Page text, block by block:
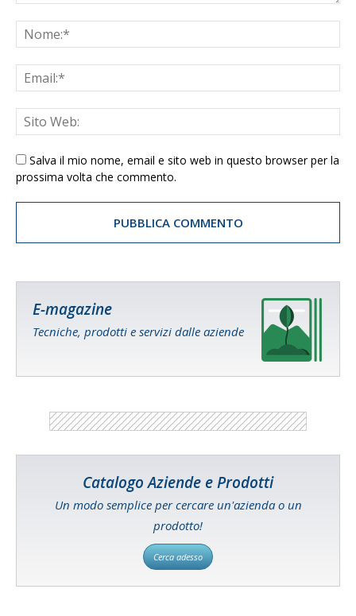
Salva il mio nome, email e sito web in questo browser per la
prossima volta che commento.
E-magazine
Tecniche, prodotti e servizi dalle aziende
Catalogo Aziende e Prodotti
Un modo semplice per cercare un'azienda o un
prodotto!
Cerca adesso